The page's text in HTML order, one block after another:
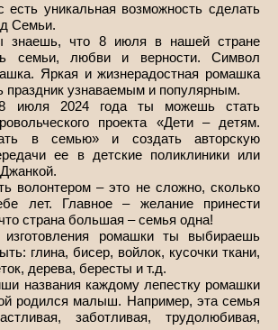
есть уникальная возможность сделать
Семьи.
знаешь, что 8 июля в нашей стране
семьи, любви и верности. Символ
Яркая и жизнерадостная ромашка
праздник узнаваемым и популярным.
2024 года ты можешь стать
проекта «Дети – детям.
в семью» и создать авторскую
ее в детские поликлиники или
волонтером – это не сложно, сколько
лет. Главное – желание принести
страна большая – семья одна!
ромашки ты выбираешь
глина, бисер, войлок, кусочки ткани,
дерева, бересты и т.д.
названия каждому лепестку ромашки
родился малыш. Например, эта семья
заботливая, трудолюбивая,